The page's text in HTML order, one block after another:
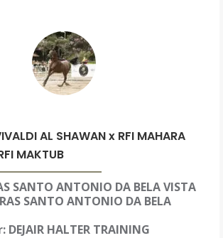
AL SHAWAN x RFI MAHARA
MAKTUB
SANTO ANTONIO DA BELA VISTA
SANTO ANTONIO DA BELA
HALTER TRAINING